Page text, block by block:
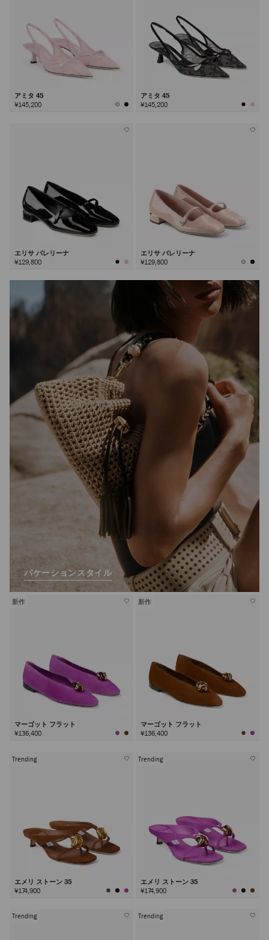
アミタ 45
¥145,200
アミタ 45
¥145,200
エリサ バレリーナ
¥129,800
エリサ バレリーナ
¥129,800
バケーションスタイル
新作
マーゴット フラット
¥136,400
新作
マーゴット フラット
¥136,400
Trending
エメリ ストーン 35
¥174,900
Trending
エメリ ストーン 35
¥174,900
Trending Trending